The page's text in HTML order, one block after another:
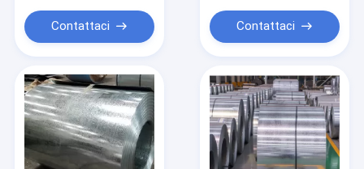
Strato del piatto di acciaio inossidabile
Metropolitana d'acciaio del quadrato della cavità
Tubo d'acciaio galvanizzato immerso caldo
Tubi d'acciaio saldati
Contattaci
sottile di HDG
Contattaci